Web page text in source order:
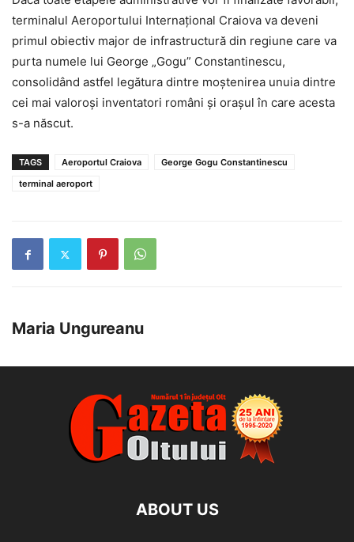
terminalul Aeroportului Internațional Craiova va deveni
primul obiectiv major de infrastructură din regiune care va
purta numele lui George „Gogu” Constantinescu,
consolidând astfel legătura dintre moștenirea unuia dintre
cei mai valoroși inventatori români și orașul în care acesta
s-a născut.
TAGS Aeroportul Craiova
George Gogu Constantinescu
terminal aeroport
Maria Ungureanu
ABOUT US